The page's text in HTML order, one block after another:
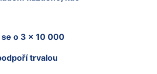
o 3 x 10 000
trvalou